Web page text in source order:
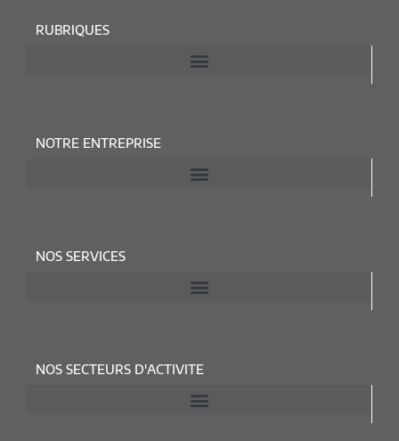
RUBRIQUES
NOTRE ENTREPRISE
NOS SERVICES
NOS SECTEURS D'ACTIVITE